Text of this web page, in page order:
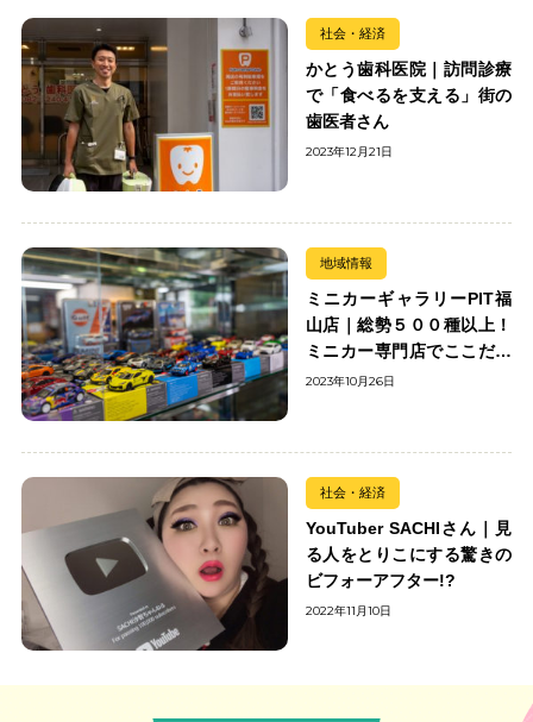
社会・経済
かとう歯科医院｜訪問診療
で「食べるを支える」街の
歯医者さん
2023年12月21日
地域情報
ミニカーギャラリーPIT福
山店｜総勢５００種以上！
ミニカー専門店でここだけ
の出会いを楽しもう
2023年10月26日
社会・経済
YouTuber SACHIさん｜見
る人をとりこにする驚きの
ビフォーアフター!?
2022年11月10日